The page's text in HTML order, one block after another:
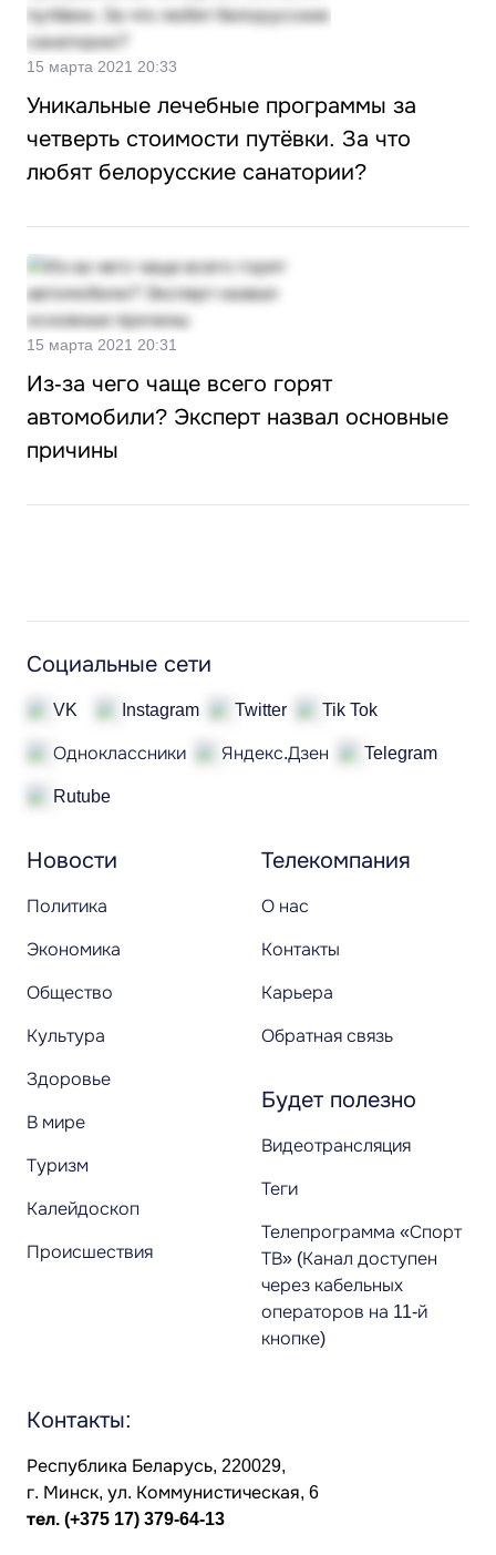
15 марта 2021 20:33
Уникальные лечебные программы за
четверть стоимости путёвки. За что
любят белорусские санатории?
15 марта 2021 20:31
Из-за чего чаще всего горят
автомобили? Эксперт назвал основные
причины
Новости
Политика
Экономика
Общество
Культура
Здоровье
В мире
Туризм
Калейдоскоп
Происшествия
Телекомпания
О нас
Контакты
Карьера
Обратная связь
Будет полезно
Видеотрансляция
Теги
Телепрограмма «Спорт
ТВ» (Канал доступен
через кабельных
операторов на 11-й
кнопке)
Социальные сети
VK Instagram Twitter Tik Tok
Одноклассники Яндекс.Дзен Telegram
Rutube
Контакты:
Республика Беларусь, 220029,
г. Минск, ул. Коммунистическая, 6
тел. (+375 17) 379-64-13